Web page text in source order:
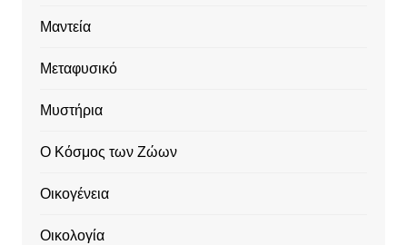
Μαντεία
Μεταφυσικό
Μυστήρια
Ο Κόσμος των Ζώων
Οικογένεια
Οικολογία